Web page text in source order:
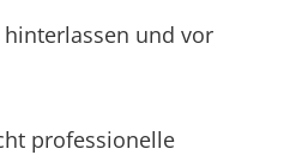
und vor
professionelle